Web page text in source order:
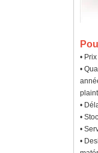
•
•
•
•
•
•